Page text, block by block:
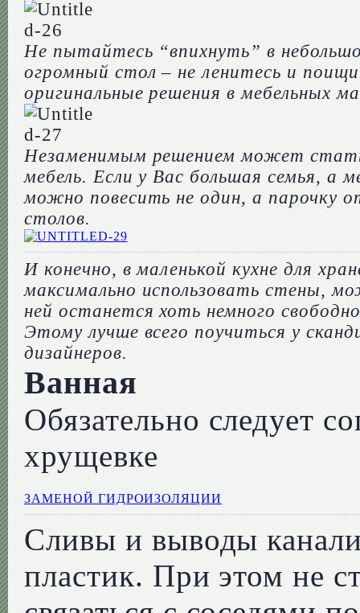
Не пытайтесь “впихнуть” в
огромный стол – не ленитесь и
оригинальные решения в мебельных
Незаменимым решением может
мебель. Если у Вас большая семья, а
можно повесить не один, а парочку
столов.
И конечно, в маленькой кухне для
максимально использовать стены,
ней останется хоть немного
Этому лучше всего поучиться у
дизайнеров.
Ванная
Обязательно следует
хрущевке
ЗАМЕНОЙ ГИДРОИЗОЛЯЦИИ
Сливы и выводы
пластик. При этом не